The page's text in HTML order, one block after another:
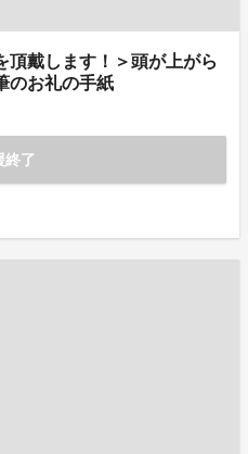
頂戴します！＞頭が上がら
のお礼の手紙
終了